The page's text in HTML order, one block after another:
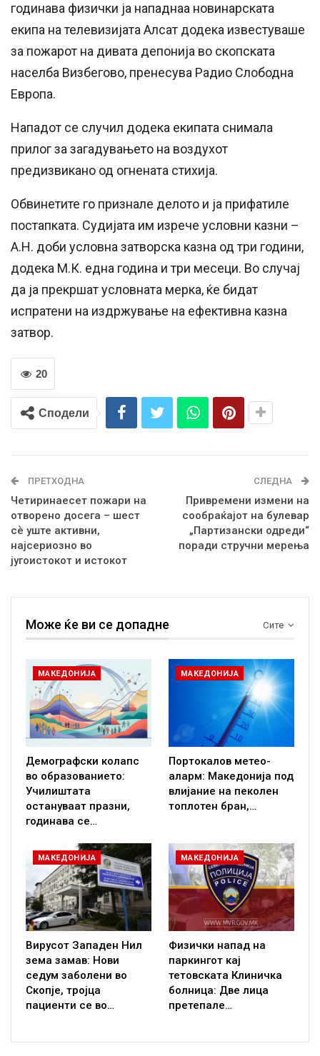
годинава физички ја нападнаа новинарската
екипа на телевизијата Алсат додека известуваше
за пожарот на дивата депонија во скопската
населба Визбегово, пренесува Радио Слободна
Европа.
Нападот се случил додека екипата снимала
прилог за загадувањето на воздухот
предизвикано од огнената стихија.
Обвинетите го признале делото и ја прифатиле
постапката. Судијата им изрече условни казни –
А.Н. доби условна затворска казна од три години,
додека М.К. една година и три месеци. Во случај
да ја прекршат условната мерка, ќе бидат
испратени на издржување на ефективна казна
затвор.
20
Сподели
ПРЕТХОДНА
Четиринаесет пожари на
отворено досега – шест
сѐ уште активни,
најсериозно во
југоистокот и истокот
СЛЕДНА
Привремени измени на
сообраќајот на булевар
„Партизански одреди“
поради стручни мерења
Сите
Може ќе ви се допадне
МАКЕДОНИЈА
Демографски колапс
во образованието:
Училиштата
остануваат празни,
годинава се…
МАКЕДОНИЈА
Портокалов метео-
аларм: Македонија под
влијание на пеколен
топлотен бран,…
МАКЕДОНИЈА
Вирусот Западен Нил
зема замав: Нови
седум заболени во
Скопје, тројца
пациенти се во…
МАКЕДОНИЈА
Физички напад на
паркингот кај
тетовската Клиничка
болница: Две лица
претепале…